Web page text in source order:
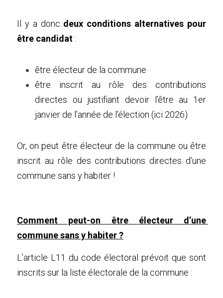
Il y a donc deux conditions alternatives pour
être candidat :
être électeur de la commune
être inscrit au rôle des contributions
directes ou justifiant devoir l’être au 1er
janvier de l’année de l’élection (ici 2026)
Or, on peut être électeur de la commune ou être
inscrit au rôle des contributions directes d’une
commune sans y habiter !
Comment peut-on être électeur d’une
commune sans y habiter ?
L’article L11 du code électoral prévoit que sont
inscrits sur la liste électorale de la commune :